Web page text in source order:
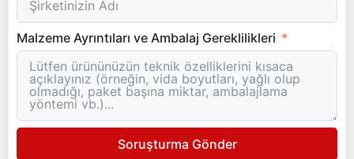
Malzeme Ayrıntıları ve Ambalaj Gereklilikleri
Soruşturma Gönder